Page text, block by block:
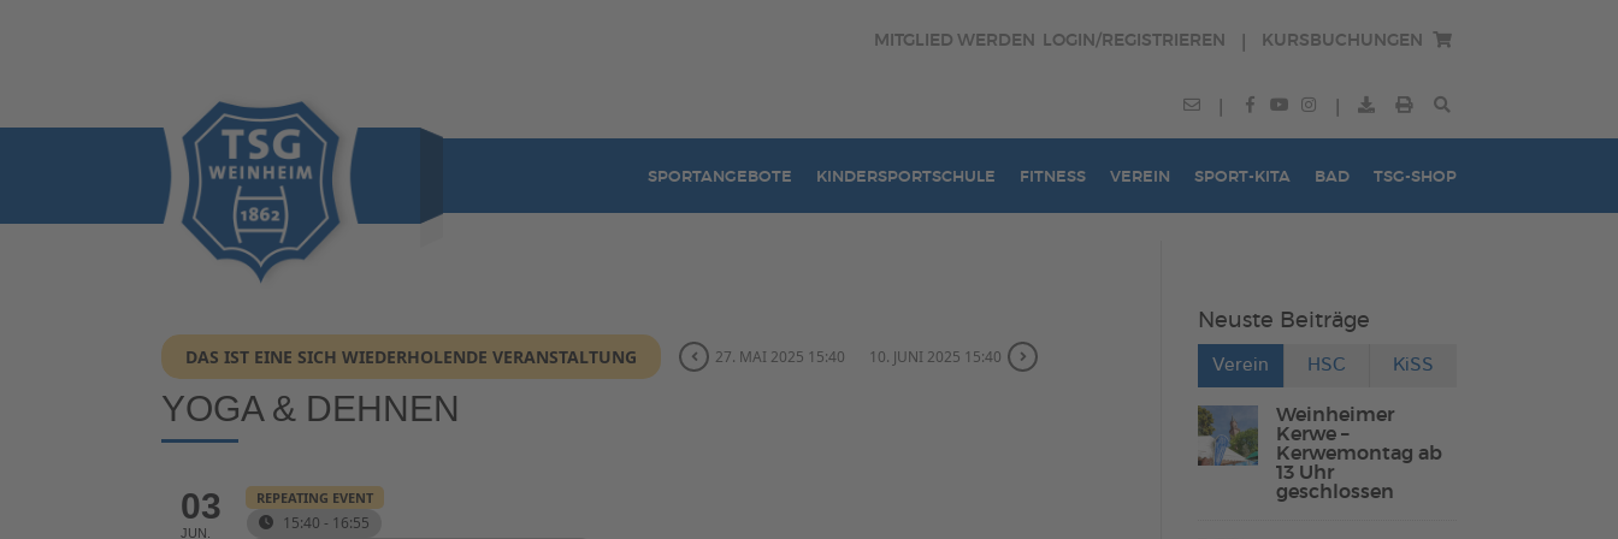
MITGLIED WERDEN LOGIN/REGISTRIEREN KURSBUCHUNGEN
SPORTANGEBOTE KINDERSPORTSCHULE FITNESS VEREIN SPORT-KITA BAD TSG-SHOP
DAS IST EINE SICH WIEDERHOLENDE VERANSTALTUNG 27. MAI 2025 15:40 10. JUNI 2025 15:40
YOGA & DEHNEN
03
JUN.
REPEATING EVENT
15:40 - 16:55
Neuste Beiträge
Verein HSC KiSS
Weinheimer
Kerwe –
Kerwemontag ab
13 Uhr
geschlossen